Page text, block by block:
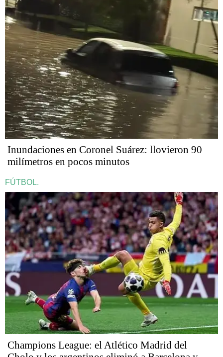
Inundaciones en Coronel Suárez: llovieron 90
milímetros en pocos minutos
FÚTBOL.
Champions League: el Atlético Madrid del